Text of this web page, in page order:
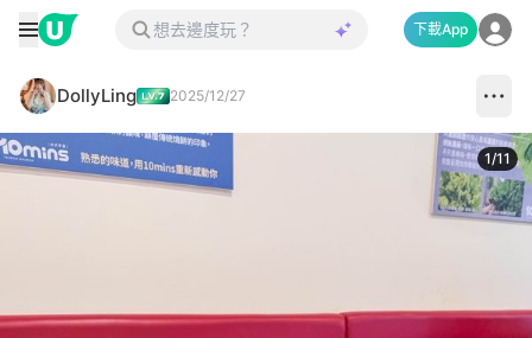
下載App
DollyLing 2025/12/27
1/11